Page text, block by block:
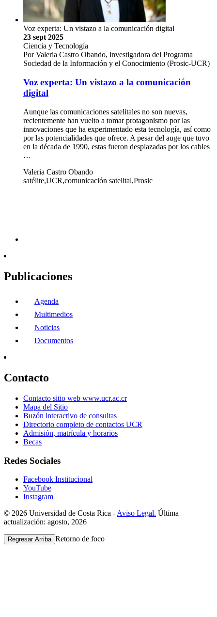
Voz experta: Un vistazo a la comunicación digital
23 sept 2025
Ciencia y Tecnología
Por Valeria Castro Obando, investigadora del Programa
Sociedad de la Información y el Conocimiento (Prosic-UCR)
Voz experta: Un vistazo a la comunicación
digital
Aunque las comunicaciones satelitales no son nuevas,
recientemente han vuelto a tomar protagonismo por las
innovaciones que ha experimentado esta tecnología, así como
por las potencialidades que ofrece. A pesar del auge que tuvo
en la década de 1990, estas fueron desplazadas por los cables
…
Valeria Castro Obando
satélite,UCR,comunicación satelital,Prosic
Publicaciones
Agenda
Multimedios
Noticias
Documentos
Contacto
Contacto sitio web www.ucr.ac.cr
Mapa del Sitio
Buzón interactivo de consultas
Directorio completo de contactos UCR
Admisión, matrícula y horarios
Becas
Redes Sociales
Facebook Institucional
YouTube
Instagram
© 2026 Universidad de Costa Rica - Aviso Legal. Última
actualización: agosto, 2026
Regresar Arriba Retorno de foco